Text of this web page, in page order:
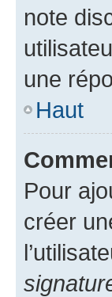
note
une
Haut
Pour
créer